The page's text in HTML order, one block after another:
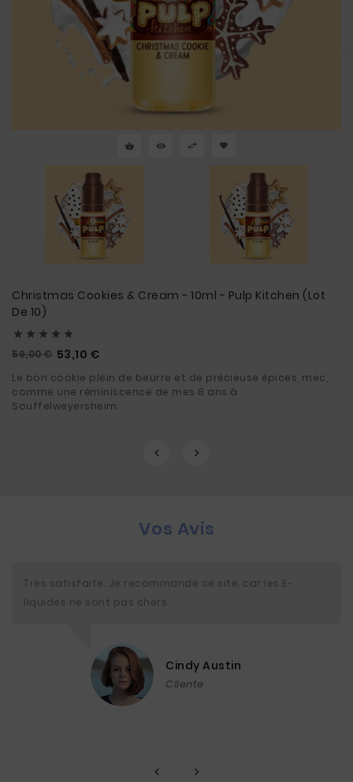
Christmas Cookies & Cream - 10ml - Pulp Kitchen (Lot
De 10)
    
59,00 € Prix
habituel
53,10 €
Le bon cookie plein de beurre et de précieuse épices, mec,
comme une réminiscence de mes 8 ans à
Souffelweyersheim.
Vos Avis
Très satisfaite. Je recommande ce site, car les E-
liquides ne sont pas chers.
Cindy Austin
Cliente